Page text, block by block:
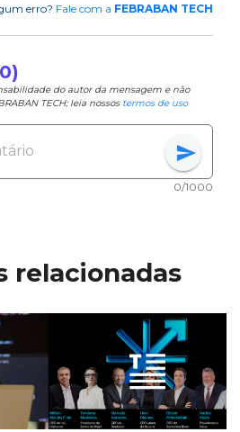
erro? Fale com a FEBRABAN TECH
do autor da mensagem e não
TECH; leia nossos termos de uso
send
0/1000
relacionadas